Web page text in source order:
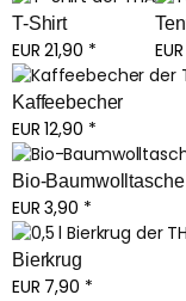
T-Shirt
EUR 21,90 * EUR
Kaffeebecher
EUR 12,90 *
Bio-Baumwolltasche
EUR 3,90 *
Bierkrug
EUR 7,90 *